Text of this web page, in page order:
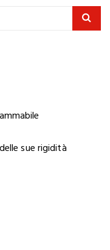
sue rigidità